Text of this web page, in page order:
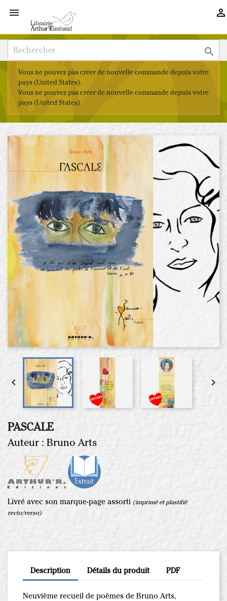
 

Vous ne pouvez pas créer de nouvelle commande depuis votre
pays (United States).
Vous ne pouvez pas créer de nouvelle commande depuis votre
pays (United States).
 
PASCALE
Auteur : Bruno Arts
Livré avec son marque-page assorti (imprimé et plastifié
recto/verso)
Description Détails du produit PDF
Neuvième recueil de poèmes de Bruno Arts,